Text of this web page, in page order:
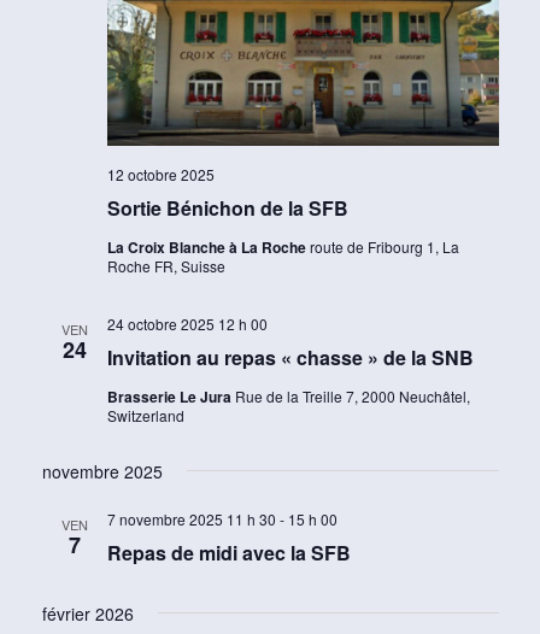
Sortie Bénichon de la SFB
12 octobre 2025
La Croix Blanche à La Rocheroute de Fribourg 1, La
Roche FR, Suisse
VEN
24 Invitation au repas « chasse » de la SNB
24 octobre 2025 12 h 00
Brasserie Le Jura Rue de la Treille 7, 2000 Neuchâtel,
Switzerland
novembre 2025
VEN
7 Repas de midi avec la SFB
7 novembre 2025 11 h 30 - 15 h 00
février 2026